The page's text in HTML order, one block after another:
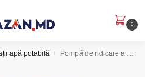
0
apă potabilă / Pompă de ridicare a presiunii ADELINO by WITA APS55-C,(0.55 kw)